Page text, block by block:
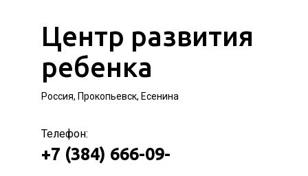
Центр развития
ребенка
Россия, Прокопьевск, Есенина
Телефон:
+7 (384) 666-09-